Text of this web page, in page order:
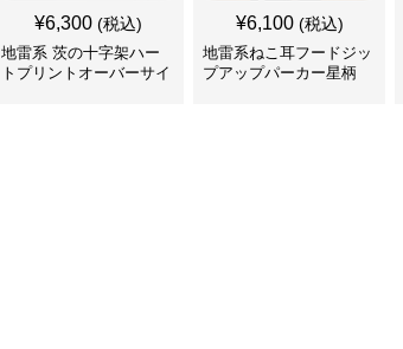
¥6,300 (税込)
地雷系 茨の十字架ハー
トプリントオーバーサイ
¥6,100 (税込)
地雷系ねこ耳フードジッ
プアップパーカー星柄